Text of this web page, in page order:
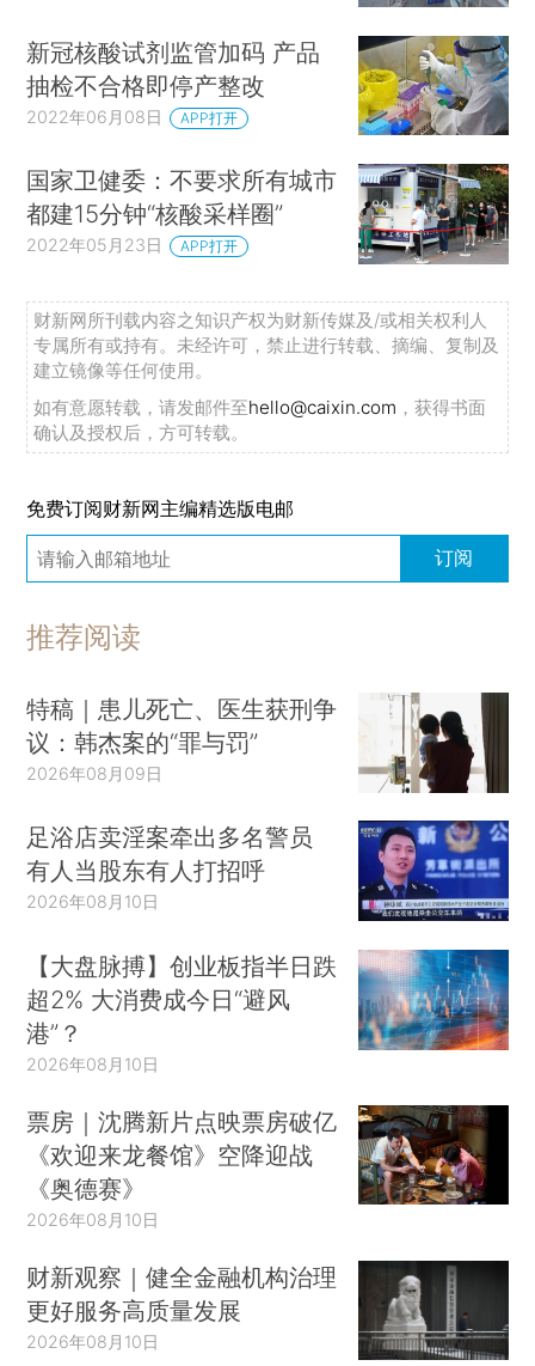
新冠核酸试剂监管加码 产品
抽检不合格即停产整改
2022年06月08日 APP打开
国家卫健委：不要求所有城市
都建15分钟“核酸采样圈”
2022年05月23日 APP打开
财新网所刊载内容之知识产权为财新传媒及/或相关权利人
专属所有或持有。未经许可，禁止进行转载、摘编、复制及
建立镜像等任何使用。
如有意愿转载，请发邮件至hello@caixin.com ，获得书面
确认及授权后，方可转载。
免费订阅财新网主编精选版电邮
订阅
推荐阅读
特稿｜患儿死亡、医生获刑争
议：韩杰案的“罪与罚”
2026年08月09日
足浴店卖淫案牵出多名警员
有人当股东有人打招呼
2026年08月10日
【大盘脉搏】创业板指半日跌
超2% 大消费成今日“避风
港”？
2026年08月10日
票房｜沈腾新片点映票房破亿
《欢迎来龙餐馆》空降迎战
《奥德赛》
2026年08月10日
财新观察｜健全金融机构治理
更好服务高质量发展
2026年08月10日